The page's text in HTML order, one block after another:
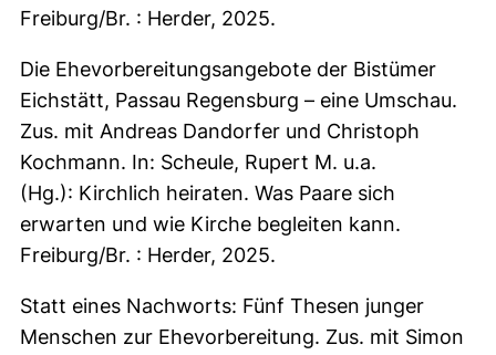
Freiburg/Br. : Herder, 2025.
Die Ehevorbereitungsangebote der Bistümer
Eichstätt, Passau Regensburg – eine Umschau.
Zus. mit Andreas Dandorfer und Christoph
Kochmann. In: Scheule, Rupert M. u.a.
(Hg.): Kirchlich heiraten. Was Paare sich
erwarten und wie Kirche begleiten kann.
Freiburg/Br. : Herder, 2025.
Statt eines Nachworts: Fünf Thesen junger
Menschen zur Ehevorbereitung. Zus. mit Simon